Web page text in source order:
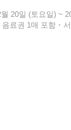
20일 (토요일) ~